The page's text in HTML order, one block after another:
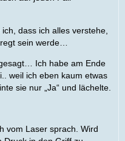
dass ich alles verstehe,
sein werde…
Ich habe am Ende
weil ich eben kaum etwas
sie nur „Ja“ und lächelte.
vom Laser sprach. Wird